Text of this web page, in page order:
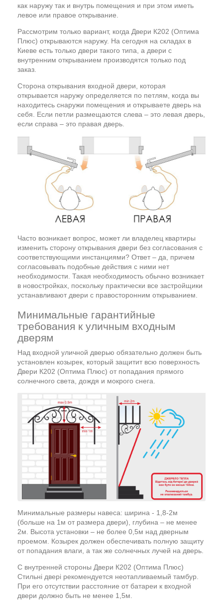
как наружу так и внутрь помещения и при этом иметь
левое или правое открывание.
Рассмотрим только вариант, когда Двери К202 (Оптима
Плюс) открываются наружу. На сегодня на складах в
Киеве есть только двери такого типа, а двери с
внутренним открыванием производятся только под
заказ.
Сторона открывания входной двери, которая
открывается наружу определяется по петлям, когда вы
находитесь снаружи помещения и открываете дверь на
себя. Если петли размещаются слева – это левая дверь,
если справа – это правая дверь.
Часто возникает вопрос, может ли владелец квартиры
изменить сторону открывания двери без согласования с
соответствующими инстанциями? Ответ – да, причем
согласовывать подобные действия с ними нет
необходимости. Такая необходимость обычно возникает
в новостройках, поскольку практически все застройщики
устанавливают двери с правосторонним открыванием.
Минимальные гарантийные
требования к уличным входным
дверям
Над входной уличной дверью обязательно должен быть
установлен козырек, который защитит всю поверхность
Двери К202 (Оптима Плюс) от попадания прямого
солнечного света, дождя и мокрого снега.
Минимальные размеры навеса: ширина - 1,8-2м
(больше на 1м от размера двери), глубина – не менее
2м. Высота установки – не более 0,5м над дверным
проемом. Козырек должен обеспечивать полную защиту
от попадания влаги, а так же солнечных лучей на дверь.
С внутренней стороны Двери К202 (Оптима Плюс)
Стильні двері рекомендуется неотапливаемый тамбур.
При его отсутствии расстояние от батареи к входной
двери должно быть не менее 1,5м.